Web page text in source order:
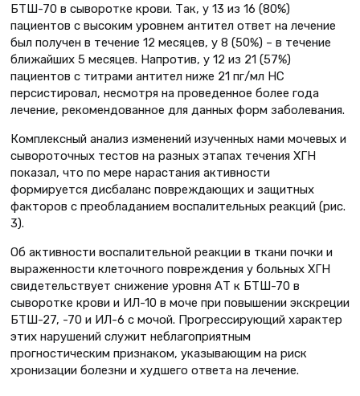
БТШ-70 в сыворотке крови. Так, у 13 из 16 (80%)
пациентов с высоким уровнем антител ответ на лечение
был получен в течение 12 месяцев, у 8 (50%) – в течение
ближайших 5 месяцев. Напротив, у 12 из 21 (57%)
пациентов с титрами антител ниже 21 пг/мл НС
персистировал, несмотря на проведенное более года
лечение, рекомендованное для данных форм заболевания.
Комплексный анализ изменений изученных нами мочевых и
сывороточных тестов на разных этапах течения ХГН
показал, что по мере нарастания активности
формируется дисбаланс повреждающих и защитных
факторов с преобладанием воспалительных реакций (рис.
3).
Об активности воспалительной реакции в ткани почки и
выраженности клеточного повреждения у больных ХГН
свидетельствует снижение уровня АТ к БТШ-70 в
сыворотке крови и ИЛ-10 в моче при повышении экскреции
БТШ-27, -70 и ИЛ-6 с мочой. Прогрессирующий характер
этих нарушений служит неблагоприятным
прогностическим признаком, указывающим на риск
хронизации болезни и худшего ответа на лечение.